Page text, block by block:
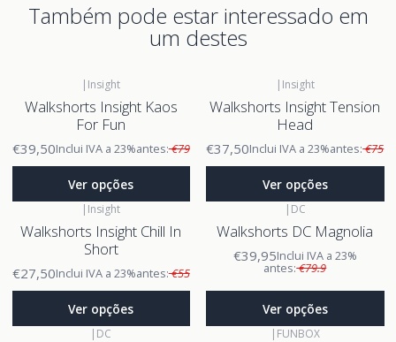
Também pode estar interessado em
um destes
| Insight
Walkshorts Insight Kaos
For Fun
€39,50Inclui IVA a 23%antes:€79
Ver opções
| Insight
Walkshorts Insight Tension
Head
€37,50Inclui IVA a 23%antes:€75
Ver opções
| Insight
Walkshorts Insight Chill In
Short
€27,50Inclui IVA a 23%antes:€55
Ver opções
| DC
Walkshorts DC Magnolia
€39,95Inclui IVA a 23%
antes:€79.9
Ver opções
| DC | FUNBOX